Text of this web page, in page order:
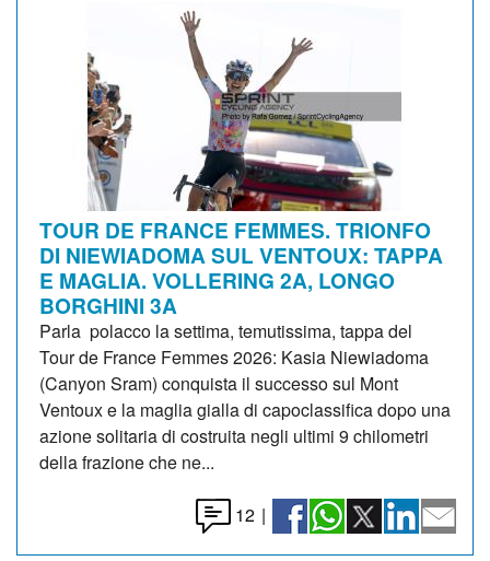
TOUR DE FRANCE FEMMES. TRIONFO
DI NIEWIADOMA SUL VENTOUX: TAPPA
E MAGLIA. VOLLERING 2A, LONGO
BORGHINI 3A
Parla polacco la settima, temutissima, tappa del
Tour de France Femmes 2026: Kasia Niewiadoma
(Canyon Sram) conquista il successo sul Mont
Ventoux e la maglia gialla di capoclassifica dopo una
azione solitaria di costruita negli ultimi 9 chilometri
della frazione che ne...
12 |